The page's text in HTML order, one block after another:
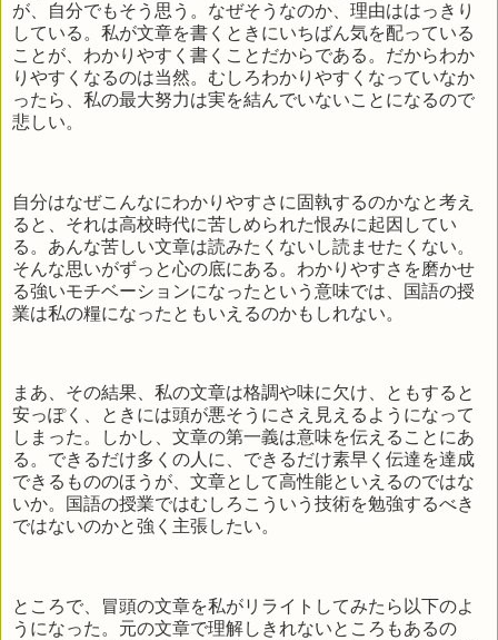
が、自分でもそう思う。なぜそうなのか、理由ははっきり
している。私が文章を書くときにいちばん気を配っている
ことが、わかりやすく書くことだからである。だからわか
りやすくなるのは当然。むしろわかりやすくなっていなか
ったら、私の最大努力は実を結んでいないことになるので
悲しい。
自分はなぜこんなにわかりやすさに固執するのかなと考え
ると、それは高校時代に苦しめられた恨みに起因してい
る。あんな苦しい文章は読みたくないし読ませたくない。
そんな思いがずっと心の底にある。わかりやすさを磨かせ
る強いモチベーションになったという意味では、国語の授
業は私の糧になったともいえるのかもしれない。
まあ、その結果、私の文章は格調や味に欠け、ともすると
安っぽく、ときには頭が悪そうにさえ見えるようになって
しまった。しかし、文章の第一義は意味を伝えることにあ
る。できるだけ多くの人に、できるだけ素早く伝達を達成
できるもののほうが、文章として高性能といえるのではな
いか。国語の授業ではむしろこういう技術を勉強するべき
ではないのかと強く主張したい。
ところで、冒頭の文章を私がリライトしてみたら以下のよ
うになった。元の文章で理解しきれないところもあるの